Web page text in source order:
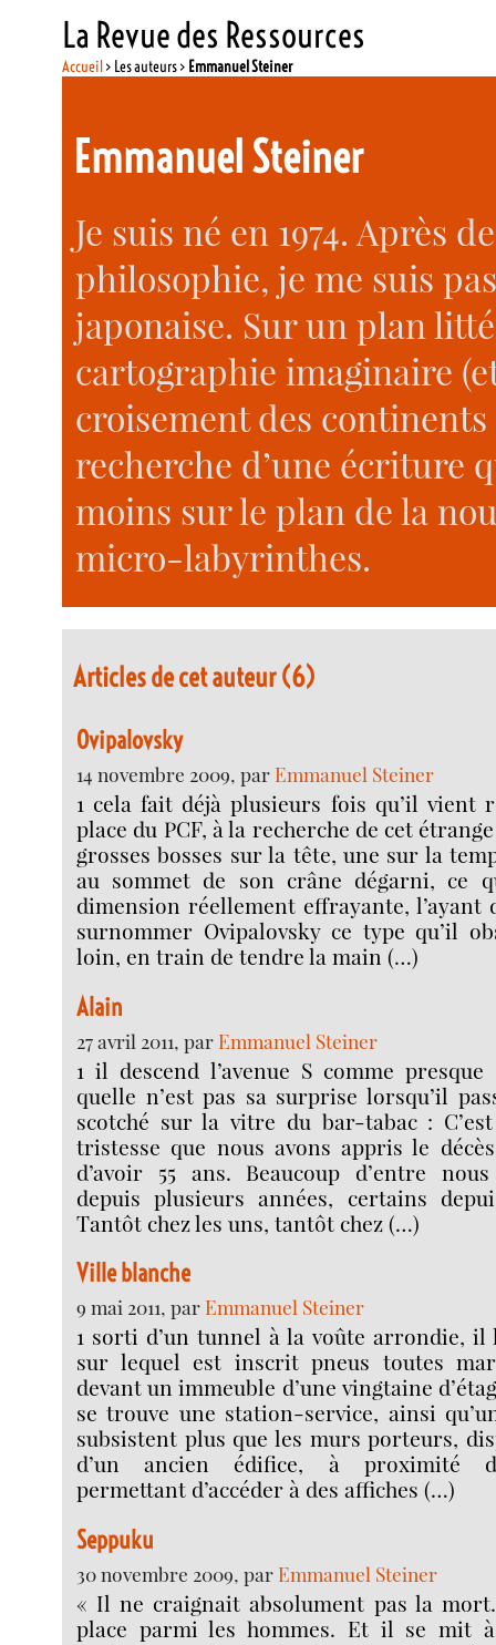
La Revue des Ressources
Accueil> Les auteurs > Emmanuel Steiner
Emmanuel Steiner
Je suis né en 1974. Après
philosophie, je me suis
japonaise. Sur un plan
cartographie imaginaire
croisement des
recherche d’une écriture
moins sur le plan de la
micro-labyrinthes.
Articles de cet auteur (6)
Ovipalovsky
14 novembre 2009, parEmmanuel Steiner
1 cela fait déjà plusieurs fois qu’il vient
place du PCF, à la recherche de cet
grosses bosses sur la tête, une sur la
au sommet de son crâne dégarni, ce
dimension réellement effrayante, l’ayant
surnommer Ovipalovsky ce type qu’il
loin, en train de tendre la main (…)
Alain
27 avril 2011, parEmmanuel Steiner
1 il descend l’avenue S comme
quelle n’est pas sa surprise lorsqu’il
scotché sur la vitre du bar-tabac :
tristesse que nous avons appris le
d’avoir 55 ans. Beaucoup d’entre
depuis plusieurs années, certains
Tantôt chez les uns, tantôt chez (…)
Ville blanche
9 mai 2011, parEmmanuel Steiner
1 sorti d’un tunnel à la voûte arrondie, il
sur lequel est inscrit pneus toutes
devant un immeuble d’une vingtaine
se trouve une station-service, ainsi
subsistent plus que les murs porteurs,
d’un ancien édifice, à proximité
permettant d’accéder à des affiches (…)
Seppuku
30 novembre 2009, parEmmanuel Steiner
« Il ne craignait absolument pas la
place parmi les hommes. Et il se mit